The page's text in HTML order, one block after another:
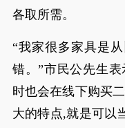
各取所需。
“我家很多家具是
错。”市民公先生
时也会在线下购买
大的特点,就是可以